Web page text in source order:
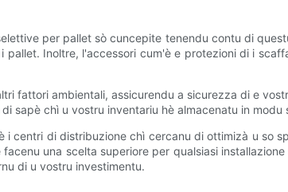
per pallet sò cuncepite tenendu contu di
Inoltre, l'accessori cum'è e protezioni di i
fattori ambientali, assicurendu a sicurezza di e
sapè chì u vostru inventariu hè almacenatu in modu
centri di distribuzione chì cercanu di ottimizà u so
una scelta superiore per qualsiasi
di u vostru investimentu.